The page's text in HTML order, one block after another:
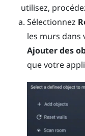
utilisez,
Sélectionnez
les murs dans
Ajouter des
que votre